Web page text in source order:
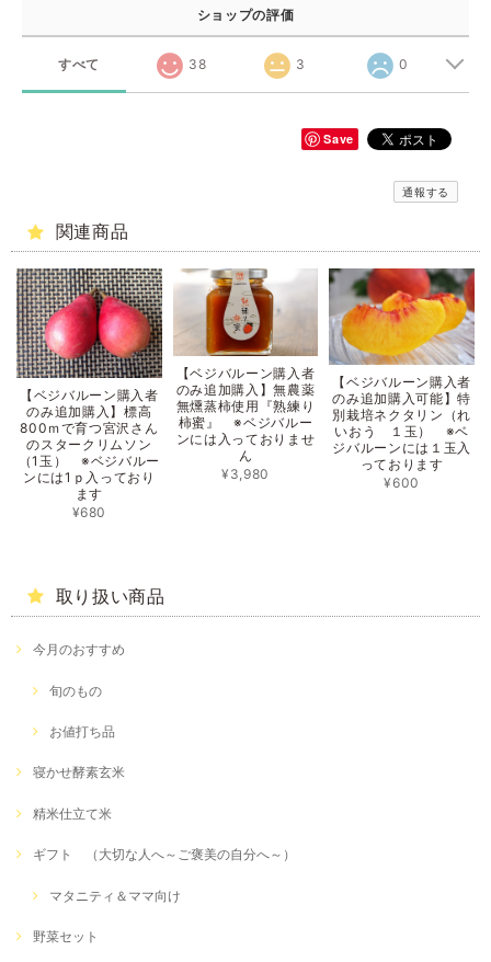
ショップの評価
すべて 38 3 0
Save
通報する
関連商品
【ベジバルーン購入者
のみ追加購入】標高
800ｍで育つ宮沢さん
のスタークリムソン
（1玉） ※ベジバルー
ンには1ｐ入っており
ます
¥680
【ベジバルーン購入者
のみ追加購入】無農薬
無燻蒸柿使用『熟練り
柿蜜』 ※ベジバルー
ンには入っておりませ
ん
¥3,980
【ベジバルーン購入者
のみ追加購入可能】特
別栽培ネクタリン（れ
いおう １玉） ※ベ
ジバルーンには１玉入
っております
¥600
取り扱い商品
今月のおすすめ
旬のもの
お値打ち品
寝かせ酵素玄米
精米仕立て米
ギフト （大切な人へ～ご褒美の自分へ～）
マタニティ＆ママ向け
野菜セット